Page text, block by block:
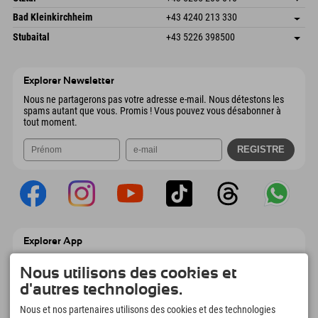
4573 Hinterstoder
Autriche
Informations d'arrivée
Réservation
Gscheat 14
Autriche
Enregistrer l'adresse
Réservation
Bad Kleinkirchheim +43 4240 213 330
Dorfstraße 24
9546 Bad Kleinkirchheim
Enregistrer l'adresse
Informations d'arrivée
Stubaital +43 5226 398500
Explorer Newsletter
Nous ne partagerons pas votre adresse e-mail. Nous détestons les
spams autant que vous. Promis ! Vous pouvez vous désabonner à
tout moment.
Explorer App
Explorer à emporter avec aperçu de vos
réservations, liste de choses à faire, aperçu
des restaurants et bien plus encore.
Téléchargez-le maintenant !
Nous utilisons des cookies et
d'autres technologies.
Nous et nos partenaires utilisons des cookies et des technologies